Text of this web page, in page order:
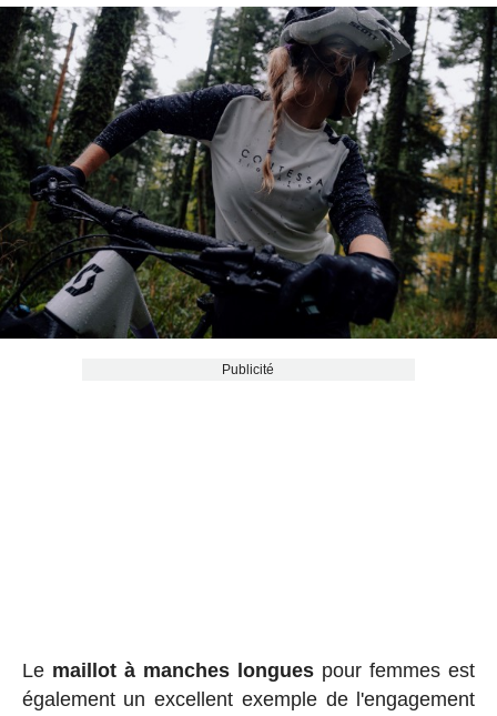
Publicité
Le maillot à manches longues pour femmes est
également un excellent exemple de l'engagement